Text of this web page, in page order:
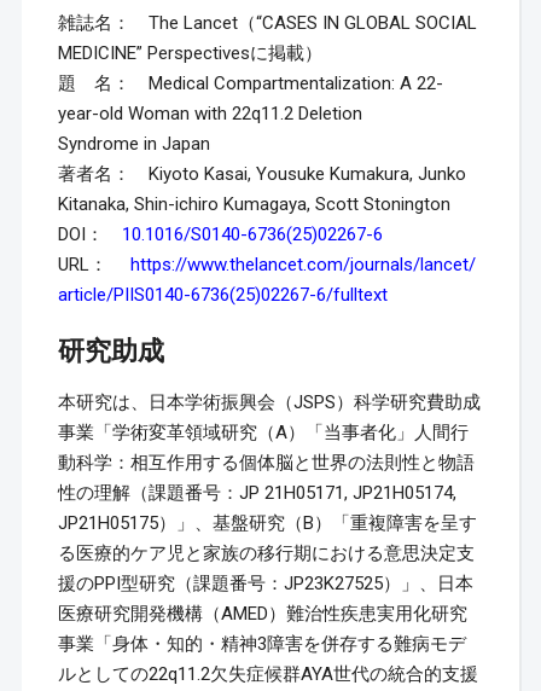
雑誌名： The Lancet（“CASES IN GLOBAL SOCIAL
MEDICINE” Perspectivesに掲載）
題 名： Medical Compartmentalization: A 22-
year-old Woman with 22q11.2 Deletion
Syndrome in Japan
著者名： Kiyoto Kasai, Yousuke Kumakura, Junko
Kitanaka, Shin-ichiro Kumagaya, Scott Stonington
DOI： 10.1016/S0140-6736(25)02267-6
URL：
https://www.thelancet.com/journals/lancet/
article/PIIS0140-6736(25)02267-6/fulltext
研究助成
本研究は、日本学術振興会（JSPS）科学研究費助成
事業「学術変革領域研究（A）「当事者化」人間行
動科学：相互作用する個体脳と世界の法則性と物語
性の理解（課題番号：JP 21H05171, JP21H05174,
JP21H05175）」、基盤研究（B）「重複障害を呈す
る医療的ケア児と家族の移行期における意思決定支
援のPPI型研究（課題番号：JP23K27525）」、日本
医療研究開発機構（AMED）難治性疾患実用化研究
事業「身体・知的・精神3障害を併存する難病モデ
ルとしての22q11.2欠失症候群AYA世代の統合的支援